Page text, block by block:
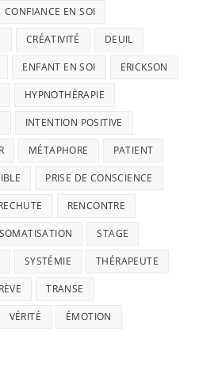
CONFIANCE EN SOI
CRÉATIVITÉ DEUIL
ENFANT EN SOI ERICKSON
HYPNOTHÉRAPIE
INTENTION POSITIVE
MÉTAPHORE PATIENT
PRISE DE CONSCIENCE
RENCONTRE
SOMATISATION STAGE
SYSTÉMIE THÉRAPEUTE
TRANSE
VÉRITÉ ÉMOTION